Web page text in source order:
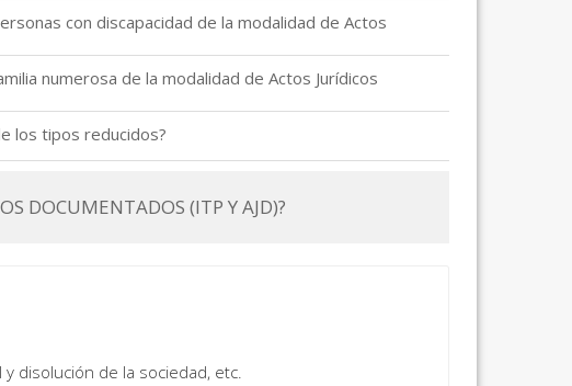
con discapacidad de la modalidad de Actos
numerosa de la modalidad de Actos Jurídicos
los tipos reducidos?
DOCUMENTADOS (ITP Y AJD)?
disolución de la sociedad, etc.